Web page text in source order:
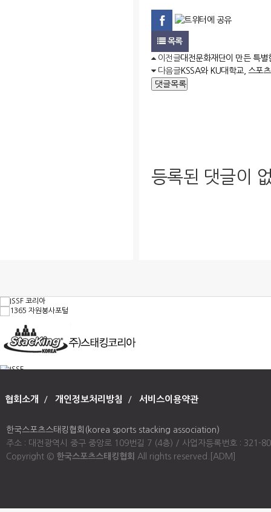
목록
이전글대전문화재단이 만든 특
다음글KSSA와 KU대학교, 스포
댓글목록
등록된 댓글이
협회소개 / 개인정보처리방침 / 서비스이용약관
한국스포츠스태킹협회(korea sports stacking association)
주소 : 대전광역시 중구 중앙로 109번길 7 (4층) / 사업자등록번호 :
Copyright © 한국스포츠스태킹협회 All rights reserved. [ADM]